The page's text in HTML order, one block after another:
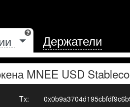
Держатели
MNEE USD
Tx: